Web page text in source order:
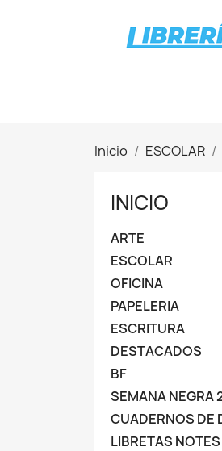
Inicio ESCOLAR
INICIO
ARTE
ESCOLAR
OFICINA
PAPELERIA
ESCRITURA
DESTACADOS
BF
SEMANA NEGRA
CUADERNOS DE
LIBRETAS NOTES